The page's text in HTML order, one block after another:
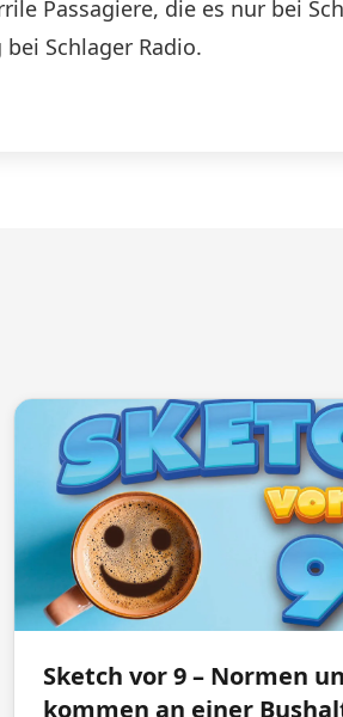
Passagiere, die es nur bei
Schlager Radio.
Sketch vor 9 – Normen
kommen an einer